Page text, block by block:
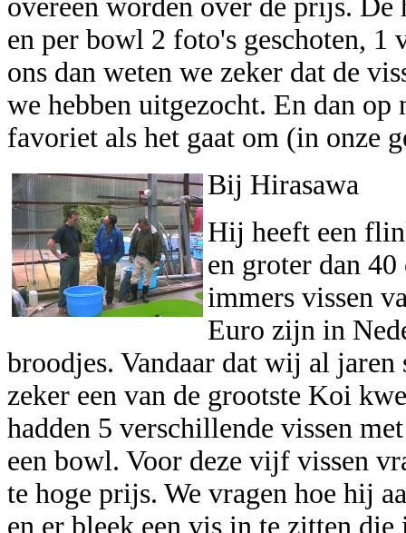
overeen worden over de prijs. De
en per bowl 2 foto's geschoten, 1
ons dan weten we zeker dat de
we hebben uitgezocht. En dan op
favoriet als het gaat om (in onze
Bij Hirasawa
Hij heeft een
en groter dan
immers vissen
Euro zijn in
broodjes. Vandaar dat wij al
zeker een van de grootste Koi
hadden 5 verschillende vissen
een bowl. Voor deze vijf vissen
te hoge prijs. We vragen hoe hij
en er bleek een vis in te zitten